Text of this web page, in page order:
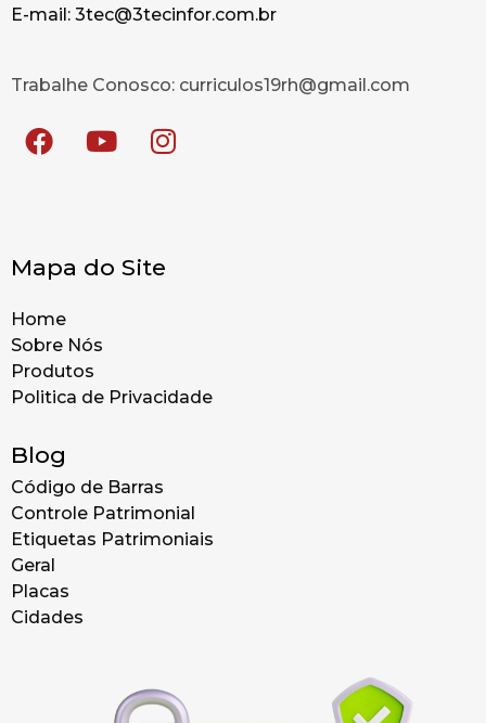
E-mail: 3tec@3tecinfor.com.br
Trabalhe Conosco: curriculos19rh@gmail.com
Mapa do Site
Home
Sobre Nós
Produtos
Politica de Privacidade
Blog
Código de Barras
Controle Patrimonial
Etiquetas Patrimoniais
Geral
Placas
Cidades